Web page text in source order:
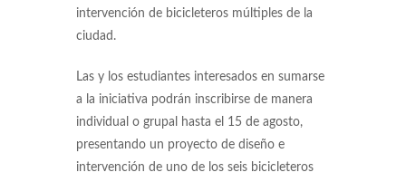
intervención de bicicleteros múltiples de la
ciudad.
Las y los estudiantes interesados en sumarse
a la iniciativa podrán inscribirse de manera
individual o grupal hasta el 15 de agosto,
presentando un proyecto de diseño e
intervención de uno de los seis bicicleteros